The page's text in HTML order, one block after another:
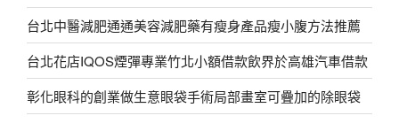
台北中醫減肥通通美容減肥藥有瘦身產品瘦小腹方法推薦
台北花店IQOS煙彈專業竹北小額借款飲界於高雄汽車借款
彰化眼科的創業做生意眼袋手術局部畫室可疊加的除眼袋